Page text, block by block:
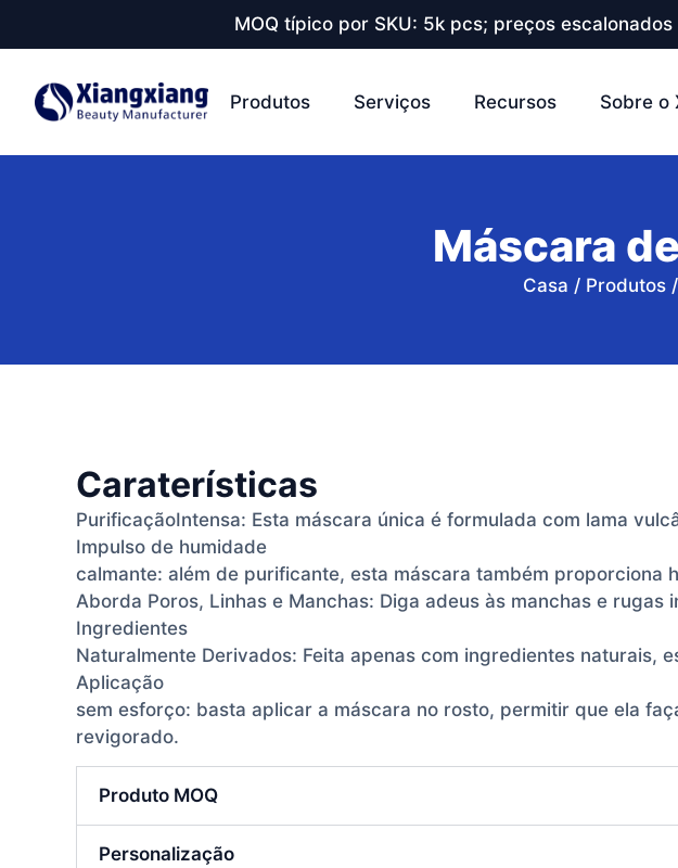
MOQ típico por SKU: 5k pcs; preços
Produtos Serviços Recursos Sobre o
Máscara
Casa / Produtos/
Caraterísticas
PurificaçãoIntensa: Esta máscara única é formulada com lama
Impulso de humidade
calmante: além de purificante, esta máscara também proporciona
Aborda Poros, Linhas e Manchas: Diga adeus às manchas e
Ingredientes
Naturalmente Derivados: Feita apenas com ingredientes naturais,
Aplicação
sem esforço: basta aplicar a máscara no rosto, permitir que ela
revigorado.
Produto MOQ
Personalização